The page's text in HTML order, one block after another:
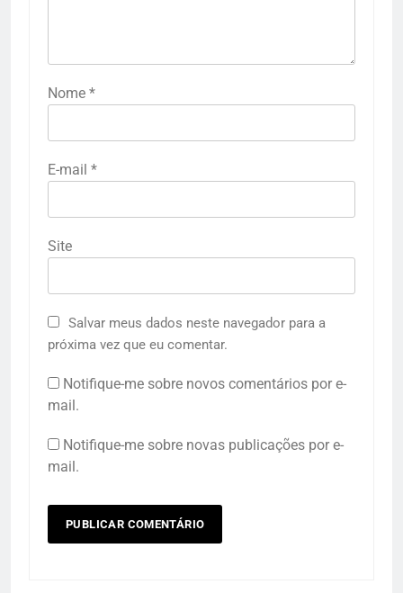
Nome *
E-mail *
Site
Salvar meus dados neste navegador para a
próxima vez que eu comentar.
Notifique-me sobre novos comentários por e-
mail.
Notifique-me sobre novas publicações por e-
mail.